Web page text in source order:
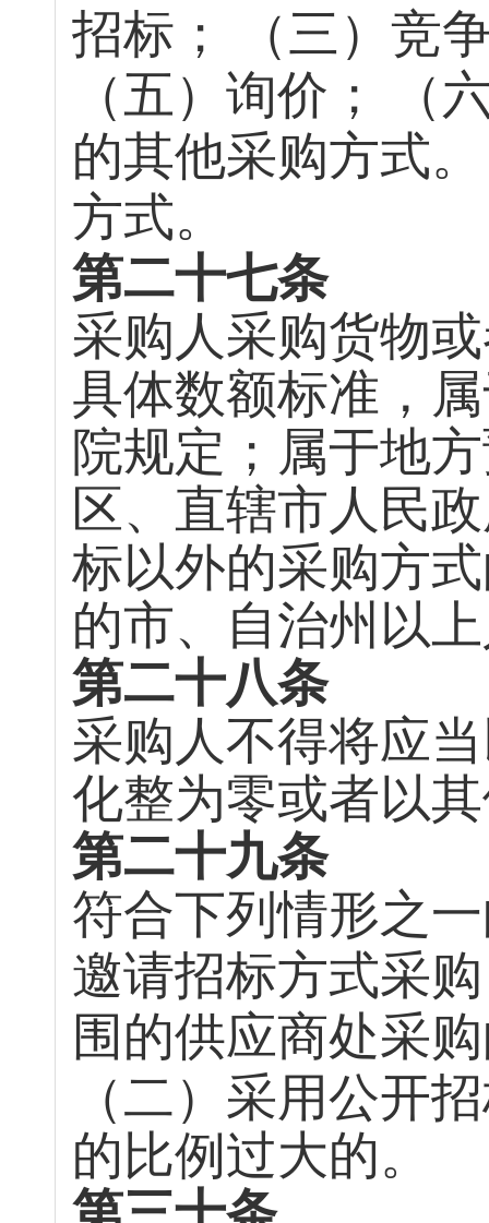
招标；
（三）竞
（五）询价；
（
的其他采购方式。
方式。
第二十七条
采购人采购货物
具体数额标准，
院规定；属于地
区、直辖市人民
标以外的采购方
的市、自治州以
第二十八条
采购人不得将应
化整为零或者以
第二十九条
符合下列情形之
邀请招标方式采
围的供应商处采
（二）采用公开
的比例过大的。